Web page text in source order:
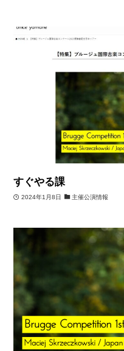
すぐやる課
2024年1月8日 主催公演情報